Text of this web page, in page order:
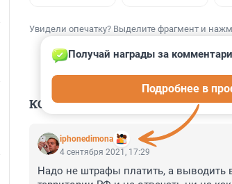
Увидели опечатку? Выделите фрагмент и
КОММЕНТАРИИ 1
iphonedimona
Получай награды за
Подробнее в
4 сентября 2021, 17:29
Надо не штрафы платить, а выводить